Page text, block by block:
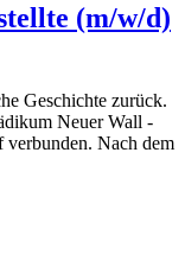
(m/w/d)
Geschichte zurück.
Neuer Wall -
verbunden. Nach dem